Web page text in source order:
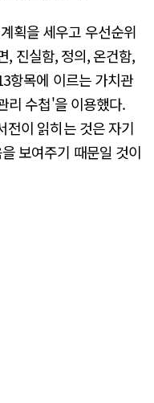
획을 세우고 우선순위
, 진실함, 정의, 온건함,
항목에 이르는 가치관
리 수첩'을 이용했다.
전이 읽히는 것은 자기
보여주기 때문일 것이